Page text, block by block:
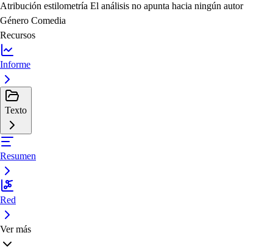
Atribución estilometría El análisis no apunta hacia ningún autor
Género Comedia
Recursos
Informe
Texto
Resumen
Red
Ver más